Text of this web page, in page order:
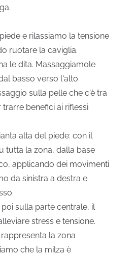
e rilassiamo la tensione
ruotare la caviglia.
le dita. Massaggiamole
basso verso l'alto.
sulla pelle che c'è tra
benefici ai riflessi
alta del piede: con il
tutta la zona, dalla base
applicando dei movimenti
da sinistra a destra e
sulla parte centrale, il
stress e tensione.
la zona
che la milza è